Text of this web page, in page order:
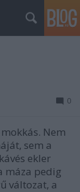
0
Nem
sem a
ekler
máza pedig
változat, a